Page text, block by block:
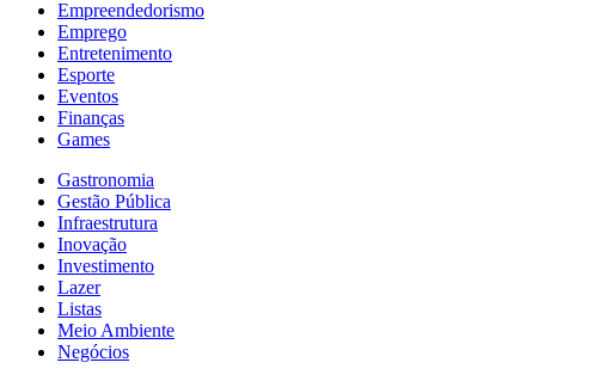
Empreendedorismo
Emprego
Entretenimento
Esporte
Eventos
Finanças
Games
Gastronomia
Gestão Pública
Infraestrutura
Inovação
Investimento
Lazer
Listas
Meio Ambiente
Negócios